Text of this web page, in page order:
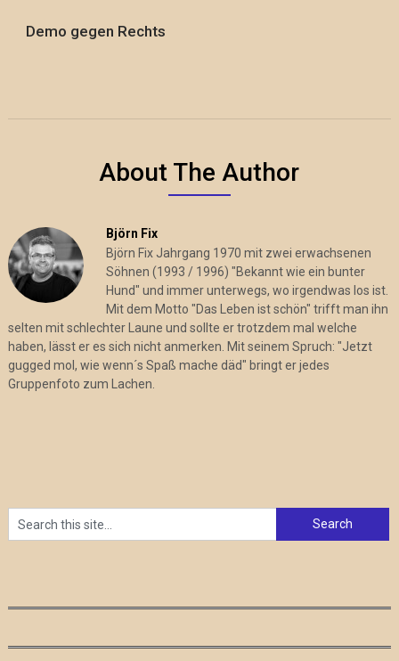
Demo gegen Rechts
About The Author
Björn Fix
Björn Fix Jahrgang 1970 mit zwei erwachsenen
Söhnen (1993 / 1996) "Bekannt wie ein bunter
Hund" und immer unterwegs, wo irgendwas los ist.
Mit dem Motto "Das Leben ist schön" trifft man ihn
selten mit schlechter Laune und sollte er trotzdem mal welche
haben, lässt er es sich nicht anmerken. Mit seinem Spruch: "Jetzt
gugged mol, wie wenn´s Spaß mache däd" bringt er jedes
Gruppenfoto zum Lachen.